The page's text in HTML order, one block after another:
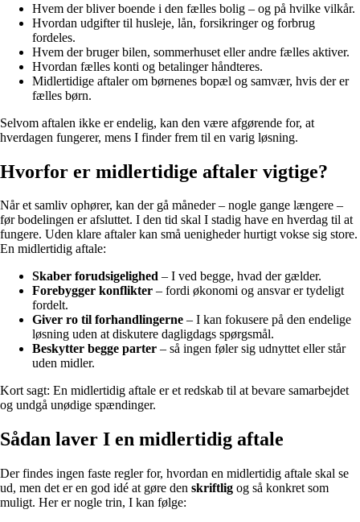
Hvem der bliver boende i den fælles bolig – og på hvilke vilkår.
Hvordan udgifter til husleje, lån, forsikringer og forbrug
fordeles.
Hvem der bruger bilen, sommerhuset eller andre fælles aktiver.
Hvordan fælles konti og betalinger håndteres.
Midlertidige aftaler om børnenes bopæl og samvær, hvis der er
fælles børn.
Selvom aftalen ikke er endelig, kan den være afgørende for, at
hverdagen fungerer, mens I finder frem til en varig løsning.
Hvorfor er midlertidige aftaler vigtige?
Når et samliv ophører, kan der gå måneder – nogle gange længere –
før bodelingen er afsluttet. I den tid skal I stadig have en hverdag til at
fungere. Uden klare aftaler kan små uenigheder hurtigt vokse sig store.
En midlertidig aftale:
Skaber forudsigelighed – I ved begge, hvad der gælder.
Forebygger konflikter – fordi økonomi og ansvar er tydeligt
fordelt.
Giver ro til forhandlingerne – I kan fokusere på den endelige
løsning uden at diskutere dagligdags spørgsmål.
Beskytter begge parter – så ingen føler sig udnyttet eller står
uden midler.
Kort sagt: En midlertidig aftale er et redskab til at bevare samarbejdet
og undgå unødige spændinger.
Sådan laver I en midlertidig aftale
Der findes ingen faste regler for, hvordan en midlertidig aftale skal se
ud, men det er en god idé at gøre den skriftlig og så konkret som
muligt. Her er nogle trin, I kan følge: